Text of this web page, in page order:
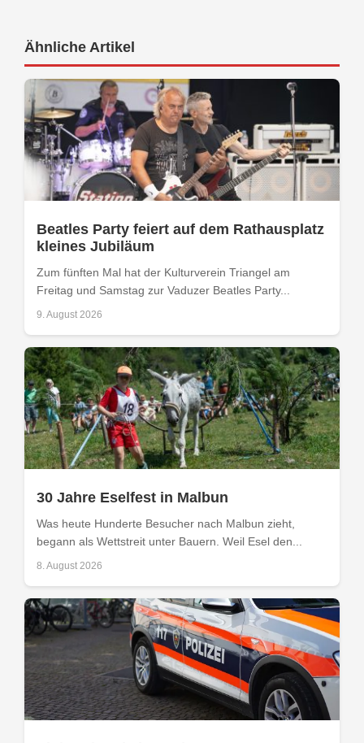
Ähnliche Artikel
Beatles Party feiert auf dem Rathausplatz
kleines Jubiläum
Zum fünften Mal hat der Kulturverein Triangel am
Freitag und Samstag zur Vaduzer Beatles Party...
9. August 2026
30 Jahre Eselfest in Malbun
Was heute Hunderte Besucher nach Malbun zieht,
begann als Wettstreit unter Bauern. Weil Esel den...
8. August 2026